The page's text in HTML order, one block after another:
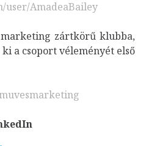
user/AmadeaBailey
marketing zártkörű klubba,
a csoport véleményét első